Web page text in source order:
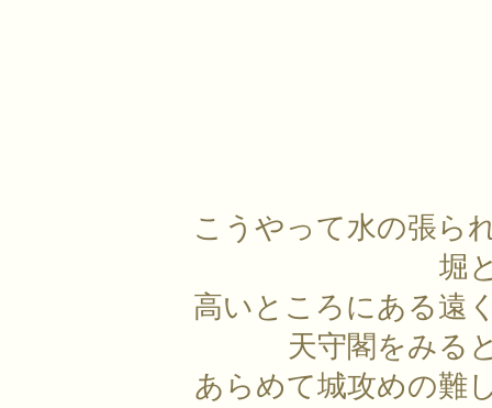
こうやって水の張ら
堀
高いところにある遠
天守閣をみる
あらめて城攻めの難